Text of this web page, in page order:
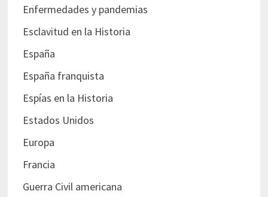
Enfermedades y pandemias
Esclavitud en la Historia
España
España franquista
Espías en la Historia
Estados Unidos
Europa
Francia
Guerra Civil americana